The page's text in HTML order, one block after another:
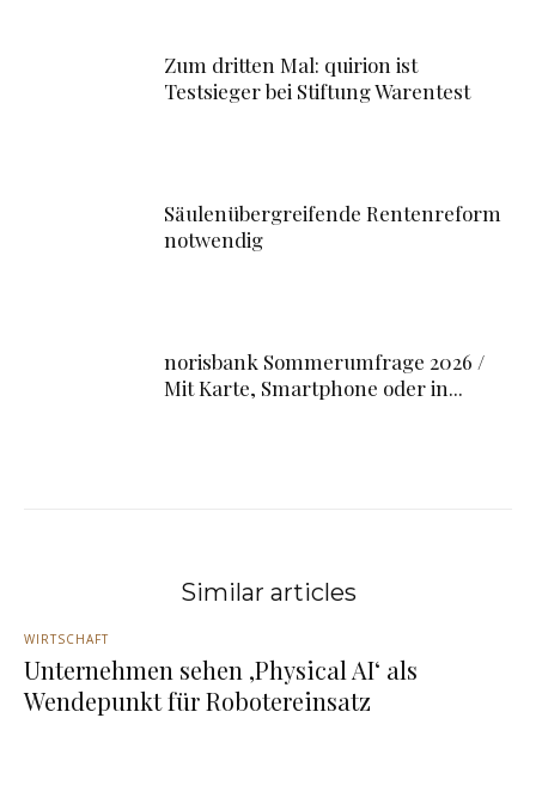
Zum dritten Mal: quirion ist
Testsieger bei Stiftung Warentest
Säulenübergreifende Rentenreform
notwendig
norisbank Sommerumfrage 2026 /
Mit Karte, Smartphone oder in...
Similar articles
WIRTSCHAFT
Unternehmen sehen ‚Physical AI‘ als
Wendepunkt für Robotereinsatz